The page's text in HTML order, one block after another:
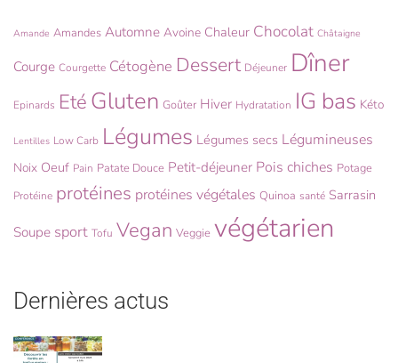
Amande Amandes Automne Avoine Chaleur Chocolat Châtaigne
Courge Courgette Cétogène Dessert Déjeuner Dîner
Epinards Eté Gluten Goûter Hiver Hydratation IG bas Kéto
Lentilles Low Carb Légumes Légumes secs Légumineuses
Noix Oeuf Pain Patate Douce Petit-déjeuner Pois chiches Potage
Protéine protéines protéines végétales Quinoa santé Sarrasin
Soupe sport Tofu Vegan Veggie végétarien
Dernières actus